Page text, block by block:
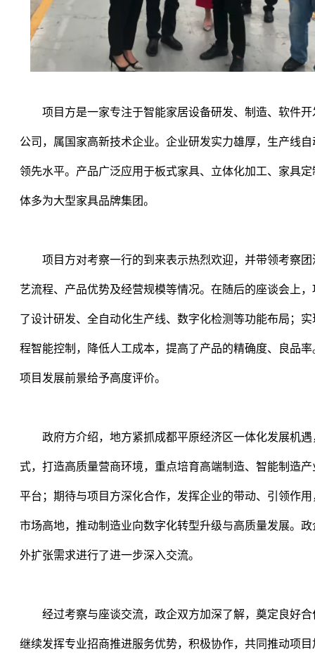
项目方是一家专注于智能家居设备研发、制造、软件开
公司，属国家高新技术企业。企业研发实力雄厚，生产线
领先水平。产品广泛应用于板式家具、立体化加工、家具
体多为大型家具品牌集团。
项目方对考察一行的到来表示热烈欢迎，并带领考察团
艺流程、产品优势及经营规模等情况。在随后的座谈会上
了设计研发、全自动化生产线、数字化检测等功能布局；实
程智能控制，降低人工成本，提高了产品的精确度、良品
项目发展前景给予高度评价。
政府方介绍，地方紧抓成都平原经济区一体化发展机遇
式，打造高质量营商环境，重点培育高端制造、智能制造
平台；期待与项目方深化合作，发挥企业的带动、引领作
市场高地，推动制造业向数字化转型升级与高质量发展。
外扩张需求进行了进一步深入交流。
经过考察与座谈交流，政企双方加深了解，奠定良好合
继续发挥专业招商推进服务优势，积极协作，共同推动项